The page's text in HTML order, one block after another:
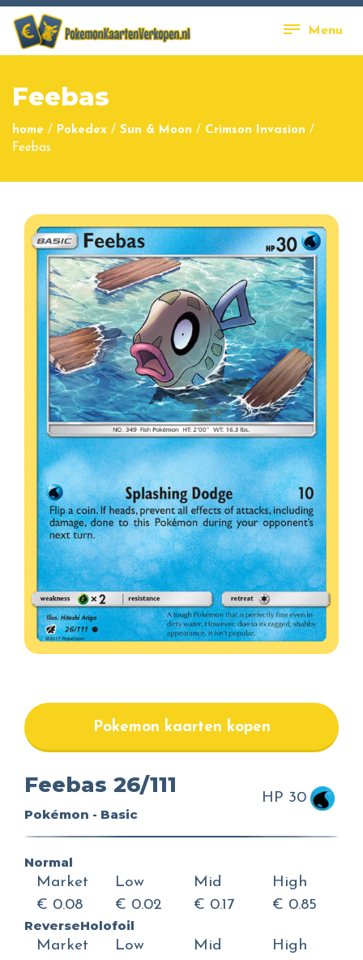
Menu
Feebas
home / Pokedex / Sun & Moon / Crimson Invasion /
Feebas
Pokemon kaarten kopen
Feebas 26/111
Pokémon - Basic
HP 30
Normal
Market
€ 0.08
Low
€ 0.02
Mid
€ 0.17
High
€ 0.85
ReverseHolofoil
Market
Low
Mid
High